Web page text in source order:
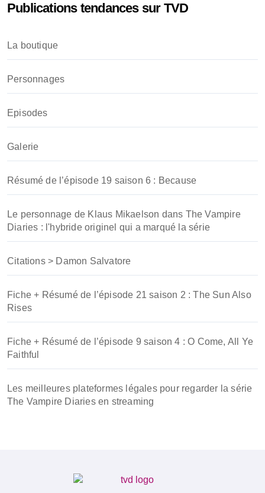
r
e
r
:
Publications tendances sur TVD
La boutique
Personnages
Episodes
Galerie
Résumé de l’épisode 19 saison 6 : Because
Le personnage de Klaus Mikaelson dans The Vampire
Diaries : l'hybride originel qui a marqué la série
Citations > Damon Salvatore
Fiche + Résumé de l’épisode 21 saison 2 : The Sun Also
Rises
Fiche + Résumé de l’épisode 9 saison 4 : O Come, All Ye
Faithful
Les meilleures plateformes légales pour regarder la série
The Vampire Diaries en streaming